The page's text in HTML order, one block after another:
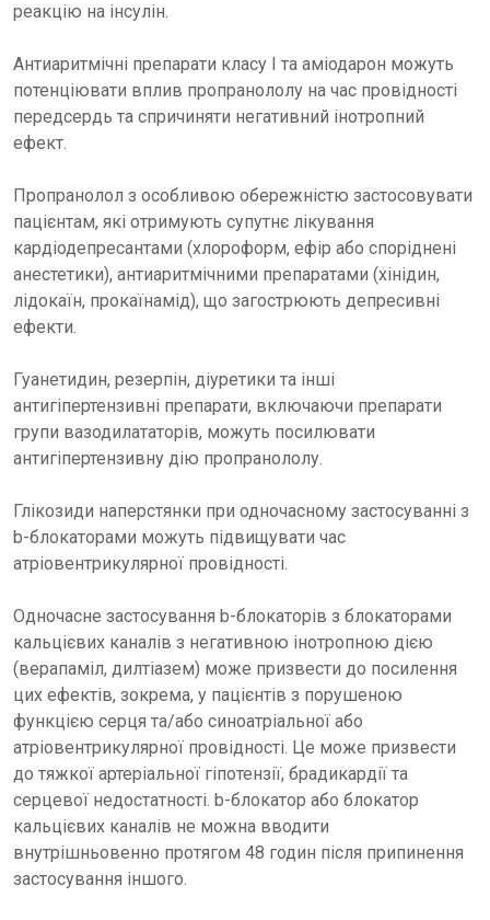
реакцію на інсулін.
Антиаритмічні препарати класу І та аміодарон можуть
потенціювати вплив пропранололу на час провідності
передсердь та спричиняти негативний інотропний
ефект.
Пропранолол з особливою обережністю застосовувати
пацієнтам, які отримують супутнє лікування
кардіодепресантами (хлороформ, ефір або споріднені
анестетики), антиаритмічними препаратами (хінідин,
лідокаїн, прокаїнамід), що загострюють депресивні
ефекти.
Гуанетидин, резерпін, діуретики та інші
антигіпертензивні препарати, включаючи препарати
групи вазодилататорів, можуть посилювати
антигіпертензивну дію пропранололу.
Глікозиди наперстянки при одночасному застосуванні з
b-блокаторами можуть підвищувати час
атріовентрикулярної провідності.
Одночасне застосування b-блокаторів з блокаторами
кальцієвих каналів з негативною інотропною дією
(верапаміл, дилтіазем) може призвести до посилення
цих ефектів, зокрема, у пацієнтів з порушеною
функцією серця та/або синоатріальної або
атріовентрикулярної провідності. Це може призвести
до тяжкої артеріальної гіпотензії, брадикардії та
серцевої недостатності. b-блокатор або блокатор
кальцієвих каналів не можна вводити
внутрішньовенно протягом 48 годин після припинення
застосування іншого.